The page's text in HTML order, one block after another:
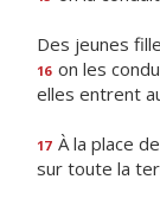
Des jeunes
16 on les
elles entrent
17 À la place
sur toute la